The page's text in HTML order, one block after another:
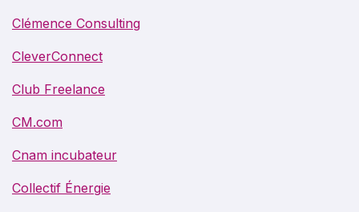
Clémence Consulting
CleverConnect
Club Freelance
CM.com
Cnam incubateur
Collectif Énergie